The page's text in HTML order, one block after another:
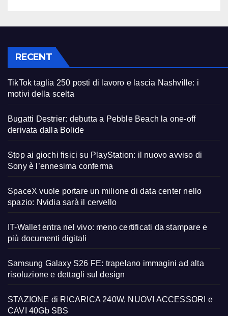
RECENT
TikTok taglia 250 posti di lavoro e lascia Nashville: i
motivi della scelta
Bugatti Destrier: debutta a Pebble Beach la one-off
derivata dalla Bolide
Stop ai giochi fisici su PlayStation: il nuovo avviso di
Sony è l’ennesima conferma
SpaceX vuole portare un milione di data center nello
spazio: Nvidia sarà il cervello
IT-Wallet entra nel vivo: meno certificati da stampare e
più documenti digitali
Samsung Galaxy S26 FE: trapelano immagini ad alta
risoluzione e dettagli sul design
STAZIONE di RICARICA 240W, NUOVI ACCESSORI e
CAVI 40Gb SBS